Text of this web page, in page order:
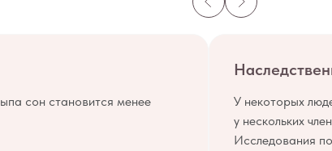
сон становится менее
У некоторых
у нескольких
Исследования